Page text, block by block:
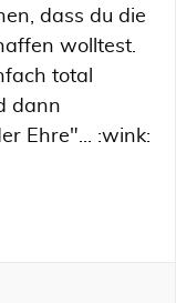
dass du die
wolltest.
total
dann
Ehre"... :wink: